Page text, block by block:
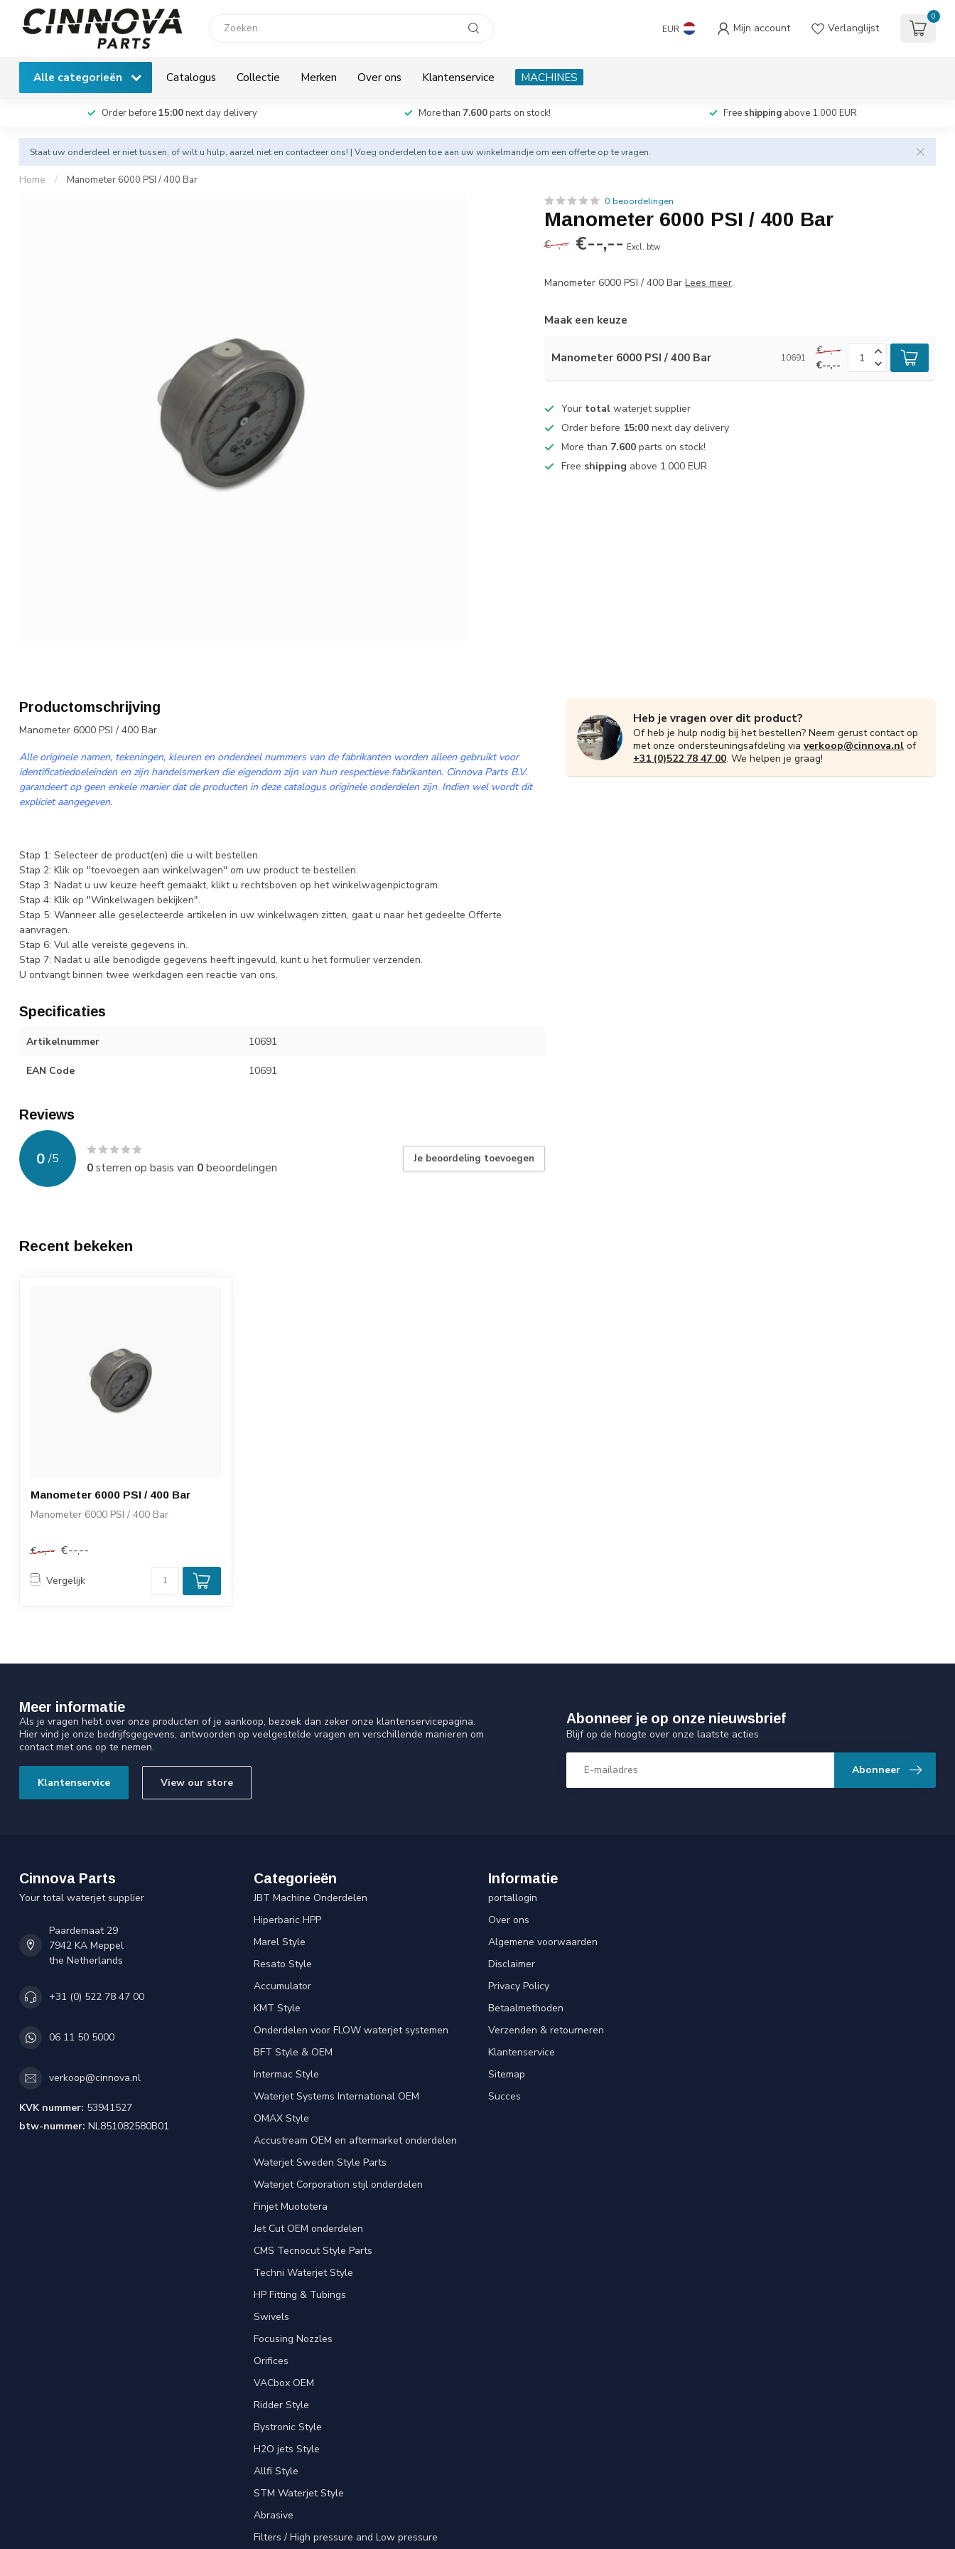
EUR Mijn account Verlanglijst
0
Alle categorieën Catalogus Collectie Merken Over ons Klantenservice MACHINES
Order before 15:00next day delivery More than 7.600parts on stock! Free shipping above 1.000 EUR
Staat uw onderdeel er niet tussen, of wilt u hulp, aarzel niet en contacteer ons! | Voeg onderdelen toe aan uw winkelmandje om een offerte op te vragen.
Home / Manometer 6000 PSI / 400 Bar
0 beoordelingen
Manometer 6000 PSI / 400 Bar
€--,-- €--,-- Excl. btw
Manometer 6000 PSI / 400 BarLees meer.
Maak een keuze
Manometer 6000 PSI / 400 Bar 10691
€--,--
€--,--
Your total waterjet supplier
Order before 15:00 next day delivery
More than 7.600 parts on stock!
Free shipping above 1.000 EUR
Productomschrijving
Manometer 6000 PSI / 400 Bar
Alle originele namen, tekeningen, kleuren en onderdeel nummers van de fabrikanten worden alleen gebruikt voor
identificatiedoeleinden en zijn handelsmerken die eigendom zijn van hun respectieve fabrikanten. Cinnova Parts B.V.
garandeert op geen enkele manier dat de producten in deze catalogus originele onderdelen zijn. Indien wel wordt dit
expliciet aangegeven.
Stap 1: Selecteer de product(en) die u wilt bestellen.
Stap 2: Klik op ''toevoegen aan winkelwagen'' om uw product te bestellen.
Stap 3: Nadat u uw keuze heeft gemaakt, klikt u rechtsboven op het winkelwagenpictogram.
Stap 4: Klik op "Winkelwagen bekijken".
Stap 5: Wanneer alle geselecteerde artikelen in uw winkelwagen zitten, gaat u naar het gedeelte Offerte
aanvragen.
Stap 6: Vul alle vereiste gegevens in.
Stap 7: Nadat u alle benodigde gegevens heeft ingevuld, kunt u het formulier verzenden.
U ontvangt binnen twee werkdagen een reactie van ons.
Specificaties
Artikelnummer 10691
EAN Code 10691
Reviews
0 /5
0sterren op basis van 0beoordelingen
Je beoordeling toevoegen
Heb je vragen over dit product?
Of heb je hulp nodig bij het bestellen? Neem gerust contact op
met onze ondersteuningsafdeling via verkoop@cinnova.nl of
+31 (0)522 78 47 00. We helpen je graag!
Recent bekeken
Manometer 6000 PSI / 400 Bar
Manometer 6000 PSI / 400 Bar
€--,-- €--,--
Vergelijk
Meer informatie
Als je vragen hebt over onze producten of je aankoop, bezoek dan zeker onze klantenservicepagina.
Hier vind je onze bedrijfsgegevens, antwoorden op veelgestelde vragen en verschillende manieren om
contact met ons op te nemen.
Klantenservice View our store
Abonneer je op onze nieuwsbrief
Blijf op de hoogte over onze laatste acties
Abonneer
Cinnova Parts
Your total waterjet supplier
Paardemaat 29
7942 KA Meppel
the Netherlands
+31 (0) 522 78 47 00
06 11 50 5000
verkoop@cinnova.nl
KVK nummer: 53941527
btw-nummer: NL851082580B01
Categorieën
JBT Machine Onderdelen
Hiperbaric HPP
Marel Style
Resato Style
Accumulator
KMT Style
Onderdelen voor FLOW waterjet systemen
BFT Style & OEM
Intermac Style
Waterjet Systems International OEM
OMAX Style
Accustream OEM en aftermarket onderdelen
Waterjet Sweden Style Parts
Waterjet Corporation stijl onderdelen
Finjet Muototera
Jet Cut OEM onderdelen
CMS Tecnocut Style Parts
Techni Waterjet Style
HP Fitting & Tubings
Swivels
Focusing Nozzles
Orifices
VACbox OEM
Ridder Style
Bystronic Style
H2O jets Style
Allfi Style
STM Waterjet Style
Abrasive
Filters / High pressure and Low pressure
Informatie
portallogin
Over ons
Algemene voorwaarden
Disclaimer
Privacy Policy
Betaalmethoden
Verzenden & retourneren
Klantenservice
Sitemap
Succes